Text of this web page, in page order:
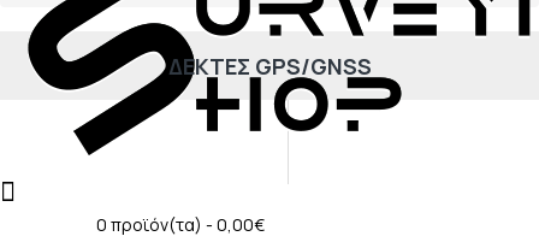
0 προϊόν(τα) - 0,00€
ΔΈΚΤΕΣ GPS/GNSS